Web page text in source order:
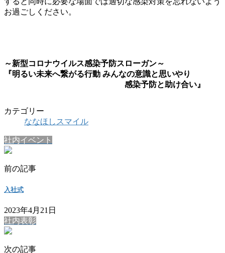
お過ごしください。
～新型コロナウイルス感染予防スローガン～
『明るい未来へ繋がる行動 みんなの意識と思いやり
感染予防と助け合い』
カテゴリー
ななほしスマイル
社内イベント
前の記事
入社式
2023年4月21日
社内表彰
次の記事